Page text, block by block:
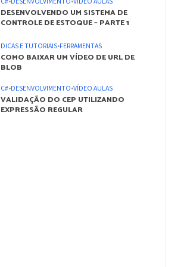
DESENVOLVENDO UM SISTEMA DE
CONTROLE DE ESTOQUE – PARTE 1
DICAS E TUTORIAIS•FERRAMENTAS
COMO BAIXAR UM VÍDEO DE URL DE
BLOB
C#•DESENVOLVIMENTO•VÍDEO AULAS
VALIDAÇÃO DO CEP UTILIZANDO
EXPRESSÃO REGULAR